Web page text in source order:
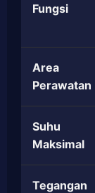
Fungsi
Area
Perawatan
Suhu
Maksimal
Tegangan